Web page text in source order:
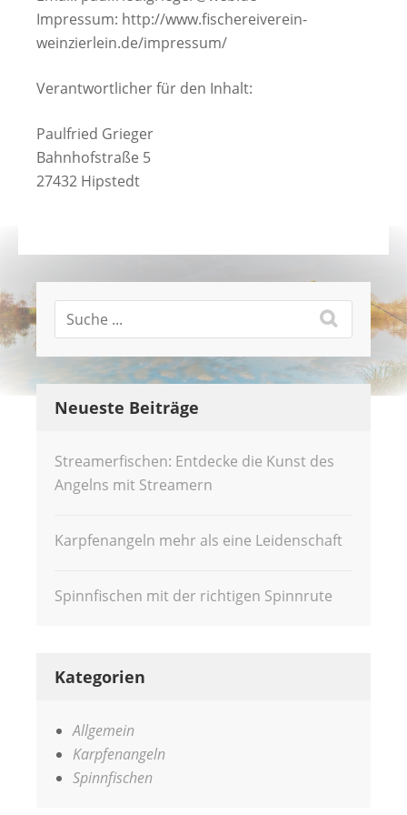
Impressum: http://www.fischereiverein-
weinzierlein.de/impressum/
Verantwortlicher für den Inhalt:
Paulfried Grieger
Bahnhofstraße 5
27432 Hipstedt
Neueste Beiträge
Streamerfischen: Entdecke die Kunst des
Angelns mit Streamern
Karpfenangeln mehr als eine Leidenschaft
Spinnfischen mit der richtigen Spinnrute
Kategorien
Allgemein
Karpfenangeln
Spinnfischen